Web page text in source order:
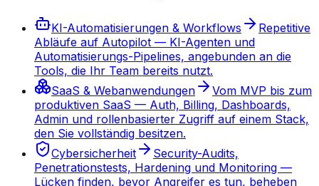
KI-Automatisierungen & Workflows
Repetitive
Abläufe auf Autopilot — KI-Agenten und
Automatisierungs-Pipelines, angebunden an die
Tools, die Ihr Team bereits nutzt.
SaaS & Webanwendungen
Vom MVP bis zum
produktiven SaaS — Auth, Billing, Dashboards,
Admin und rollenbasierter Zugriff auf einem Stack,
den Sie vollständig besitzen.
Cybersicherheit
Security-Audits,
Penetrationstests, Hardening und Monitoring —
Lücken finden, bevor Angreifer es tun, beheben